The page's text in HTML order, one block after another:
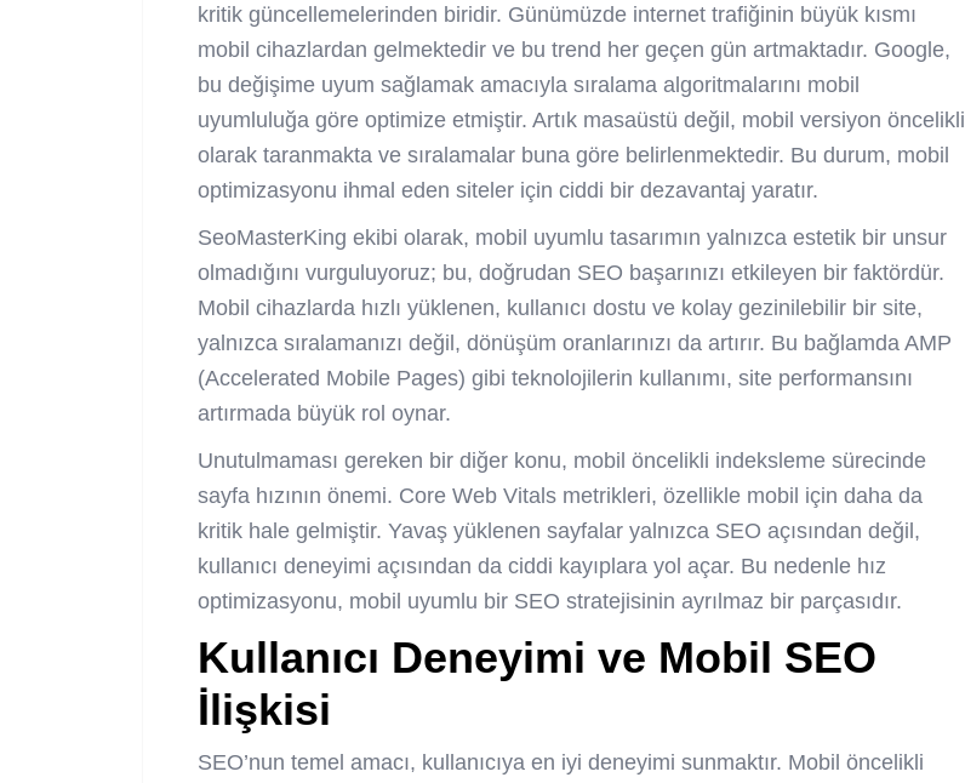
kritik güncellemelerinden biridir. Günümüzde internet trafiğinin büyük kısmı
mobil cihazlardan gelmektedir ve bu trend her geçen gün artmaktadır. Google,
bu değişime uyum sağlamak amacıyla sıralama algoritmalarını mobil
uyumluluğa göre optimize etmiştir. Artık masaüstü değil, mobil versiyon öncelikli
olarak taranmakta ve sıralamalar buna göre belirlenmektedir. Bu durum, mobil
optimizasyonu ihmal eden siteler için ciddi bir dezavantaj yaratır.
SeoMasterKing ekibi olarak, mobil uyumlu tasarımın yalnızca estetik bir unsur
olmadığını vurguluyoruz; bu, doğrudan SEO başarınızı etkileyen bir faktördür.
Mobil cihazlarda hızlı yüklenen, kullanıcı dostu ve kolay gezinilebilir bir site,
yalnızca sıralamanızı değil, dönüşüm oranlarınızı da artırır. Bu bağlamda AMP
(Accelerated Mobile Pages) gibi teknolojilerin kullanımı, site performansını
artırmada büyük rol oynar.
Unutulmaması gereken bir diğer konu, mobil öncelikli indeksleme sürecinde
sayfa hızının önemi. Core Web Vitals metrikleri, özellikle mobil için daha da
kritik hale gelmiştir. Yavaş yüklenen sayfalar yalnızca SEO açısından değil,
kullanıcı deneyimi açısından da ciddi kayıplara yol açar. Bu nedenle hız
optimizasyonu, mobil uyumlu bir SEO stratejisinin ayrılmaz bir parçasıdır.
Kullanıcı Deneyimi ve Mobil SEO
İlişkisi
SEO’nun temel amacı, kullanıcıya en iyi deneyimi sunmaktır. Mobil öncelikli